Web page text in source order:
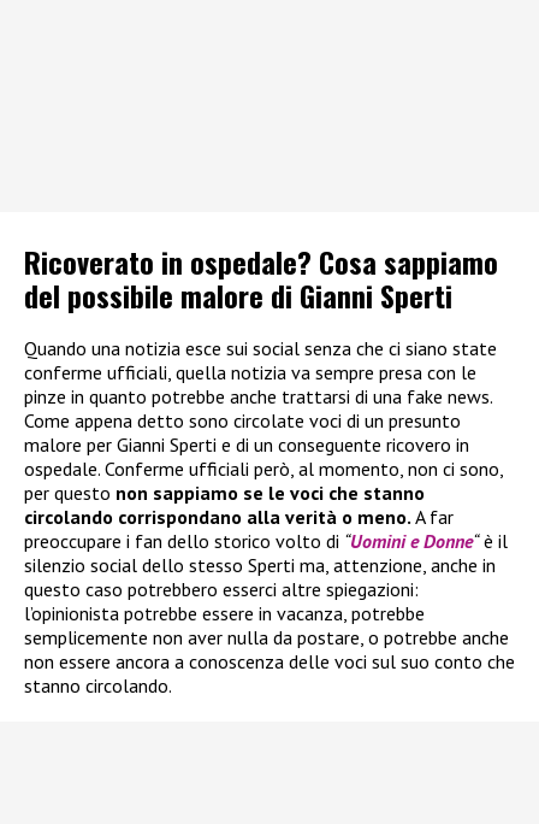
Ricoverato in ospedale? Cosa sappiamo
del possibile malore di Gianni Sperti
Quando una notizia esce sui social senza che ci siano state
conferme ufficiali, quella notizia va sempre presa con le
pinze in quanto potrebbe anche trattarsi di una fake news.
Come appena detto sono circolate voci di un presunto
malore per Gianni Sperti e di un conseguente ricovero in
ospedale. Conferme ufficiali però, al momento, non ci sono,
per questo non sappiamo se le voci che stanno
circolando corrispondano alla verità o meno. A far
preoccupare i fan dello storico volto di “Uomini e Donne“è il
silenzio social dello stesso Sperti ma, attenzione, anche in
questo caso potrebbero esserci altre spiegazioni:
l’opinionista potrebbe essere in vacanza, potrebbe
semplicemente non aver nulla da postare, o potrebbe anche
non essere ancora a conoscenza delle voci sul suo conto che
stanno circolando.